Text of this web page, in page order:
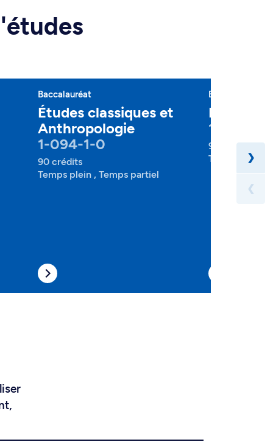
Baccalauréat
Études classiques et
Anthropologie
1-094-1-0
90 crédits
Temps plein , Temps partiel
Baccalauréat
Études
1-096-1-1
90 crédits
Temps plein ,
❯
❮